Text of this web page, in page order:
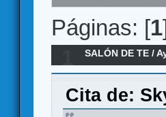
Páginas: [1
SALÓN DE TE /
juego de
Cita de: